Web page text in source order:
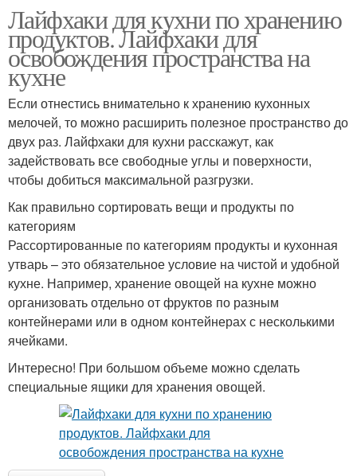
Лайфхаки для кухни по хранению
продуктов. Лайфхаки для
освобождения пространства на
кухне
Если отнестись внимательно к хранению кухонных
мелочей, то можно расширить полезное пространство до
двух раз. Лайфхаки для кухни расскажут, как
задействовать все свободные углы и поверхности,
чтобы добиться максимальной разгрузки.
Как правильно сортировать вещи и продукты по
категориям
Рассортированные по категориям продукты и кухонная
утварь – это обязательное условие на чистой и удобной
кухне. Например, хранение овощей на кухне можно
организовать отдельно от фруктов по разным
контейнерами или в одном контейнерах с несколькими
ячейками.
Интересно! При большом объеме можно сделать
специальные ящики для хранения овощей.